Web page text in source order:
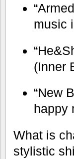
music
(Inner
“New
happy
What is
stylistic